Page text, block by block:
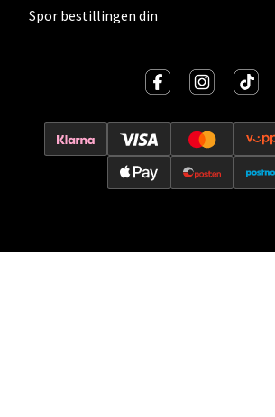
Spor bestillingen din
0 i butikk
Oslo - Thon Senter Storo
Vitaminveien 7 - 9, 0485 Oslo